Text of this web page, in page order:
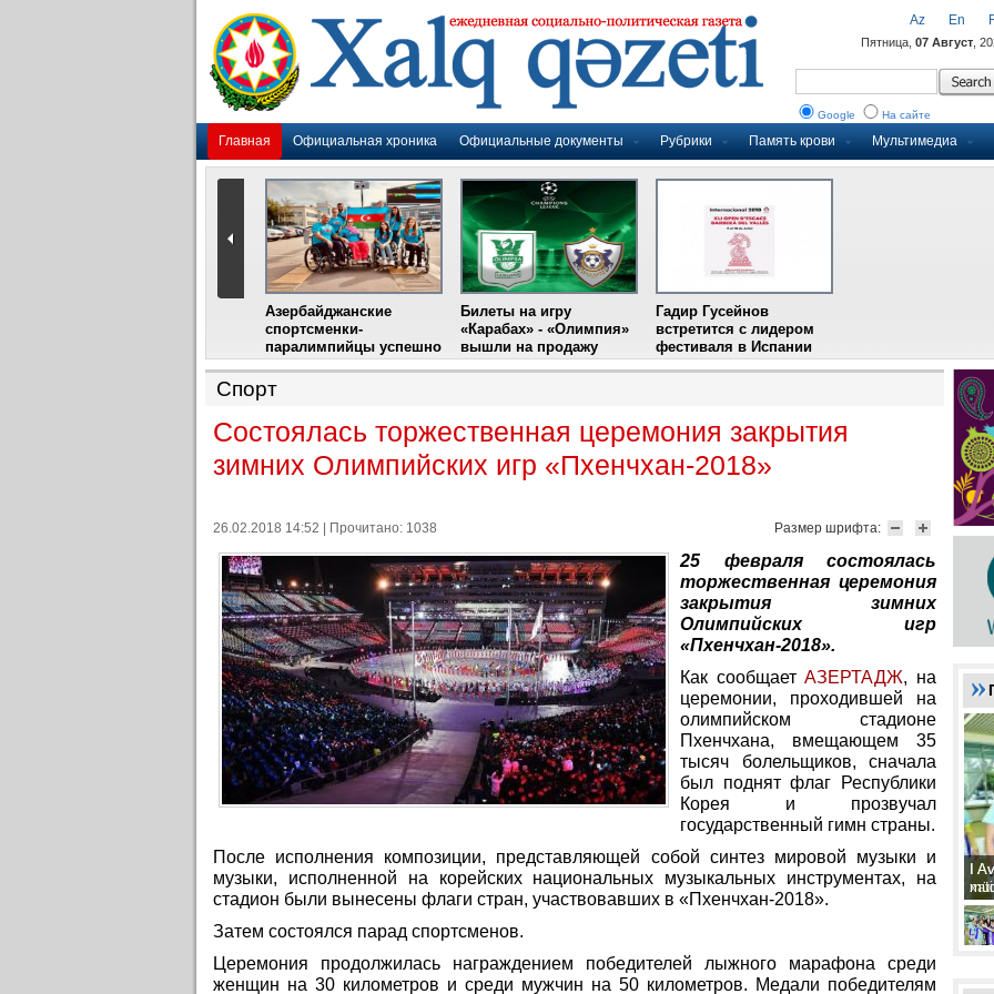
Главная Официальная хроника Официальные документы Рубрики Память крови Мультимедиа
Az En
Пятница, 07 Август ,
Google На сайте
Азербайджанские
спортсменки-
паралимпийцы успешно
выступили на III
Международном
фестивале парашютного
Билеты на игру
«Карабах» - «Олимпия»
вышли на продажу
Гадир Гусейнов
встретится с лидером
фестиваля в Испании
Спорт
Состоялась торжественная церемония закрытия
зимних Олимпийских игр «Пхенчхан-2018»
Размер шрифта:
26.02.2018 14:52 | Прочитано: 1038
25 февраля состоялась
торжественная церемония
закрытия зимних
Олимпийских игр
«Пхенчхан-2018».
Как сообщаетАЗЕРТАДЖ, на
церемонии, проходившей на
олимпийском стадионе
Пхенчхана, вмещающем 35
тысяч болельщиков, сначала
был поднят флаг Республики
Корея и прозвучал
государственный гимн страны.
После исполнения композиции, представляющей собой синтез мировой музыки и
музыки, исполненной на корейских национальных музыкальных инструментах, на
стадион были вынесены флаги стран, участвовавших в «Пхенчхан-2018».
Затем состоялся парад спортсменов.
Церемония продолжилась награждением победителей лыжного марафона среди
женщин на 30 километров и среди мужчин на 50 километров. Медали победителям
II